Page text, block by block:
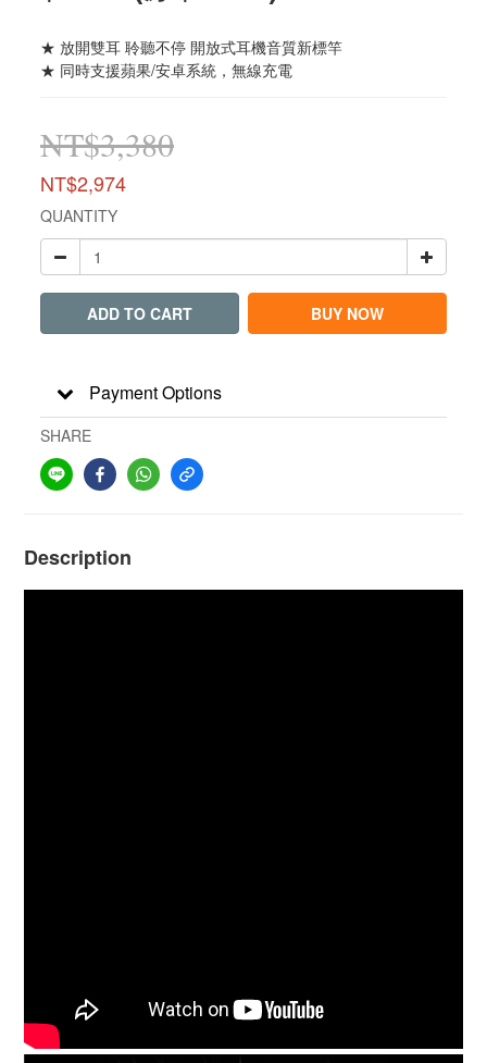
★ 放開雙耳 聆聽不停 開放式耳機音質新標竿
★ 同時支援蘋果/安卓系統，無線充電
NT$3,380
NT$2,974
QUANTITY
ADD TO CART BUY NOW
Payment Options
SHARE
Description